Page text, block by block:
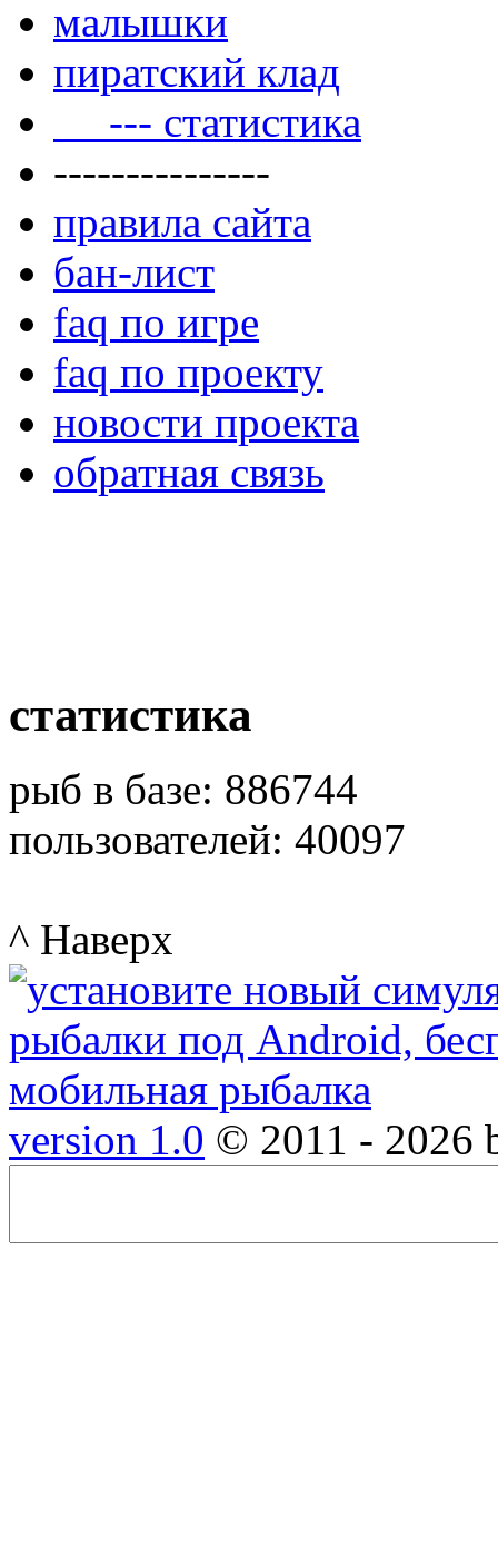
малышки
пиратский клад
--- статистика
---------------
правила сайта
бан-лист
faq по игре
faq по проекту
новости проекта
обратная связь
статистика
рыб в базе: 886744
пользователей: 40097
^ Наверх
version 1.0 © 2011 - 2026